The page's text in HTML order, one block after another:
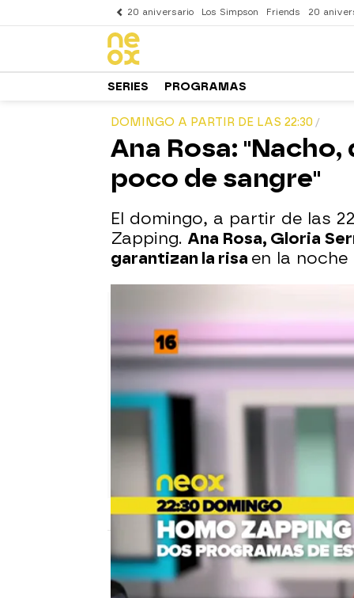
20 aniversario Los Simpson Friends 20
SERIES PROGRAMAS
DOMINGO A PARTIR DE LAS 22:30
Ana Rosa:
poco de sangre"
El domingo, a partir de las
Zapping. Ana Rosa, Gloria
garantizan la risa en la
neox
Madrid
Publicado: 11 de julio de 2017, 09:54